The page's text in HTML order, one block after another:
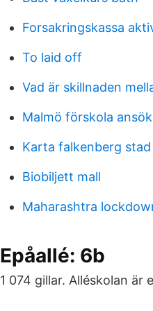
Forsakringskassa
To laid off
Vad är skillnaden
Malmö förskola
Karta falkenberg stad
Biobiljett mall
Maharashtra
Epåallé: 6b
1 074 gillar. Alléskolan